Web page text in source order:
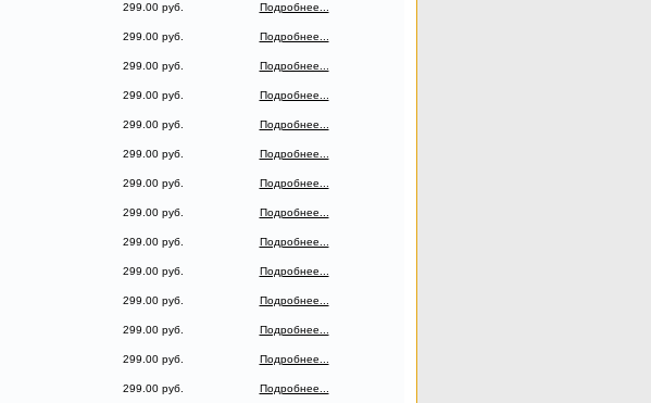
299.00 руб.
Подробнее...
299.00 руб.
Подробнее...
299.00 руб.
Подробнее...
299.00 руб.
Подробнее...
299.00 руб.
Подробнее...
299.00 руб.
Подробнее...
299.00 руб.
Подробнее...
299.00 руб.
Подробнее...
299.00 руб.
Подробнее...
299.00 руб.
Подробнее...
299.00 руб.
Подробнее...
299.00 руб.
Подробнее...
299.00 руб.
Подробнее...
299.00 руб.
Подробнее...